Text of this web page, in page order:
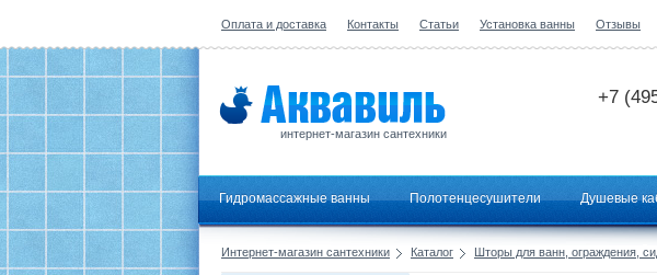
Оплата и доставка Контакты Статьи Установка ванны Отзывы
интернет-магазин сантехники
+7
Гидромассажные ванны Полотенцесушители Душевые
Интернет-магазин сантехники Каталог Шторы для ванн, ограждения,